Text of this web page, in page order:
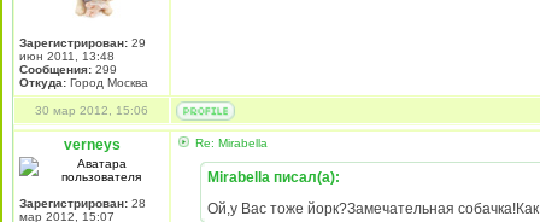
Зарегистрирован: 29
июн 2011, 13:48
Сообщения: 299
Откуда: Город Москва
30 мар 2012, 15:06
verneys
Зарегистрирован: 28
мар 2012, 15:07
Re: Mirabella
Mirabella писал(а):
Ой,у Вас тоже йорк?Замечательная